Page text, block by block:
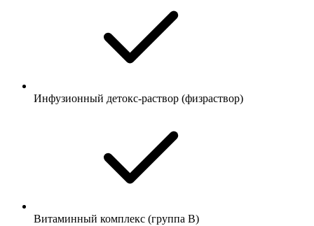
Инфузионный детокс-раствор (физраствор)
Витаминный комплекс (группа B)